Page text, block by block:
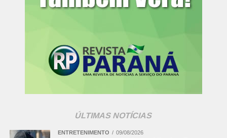
ÚLTIMAS NOTÍCIAS
ENTRETENIMENTO 09/08/2026